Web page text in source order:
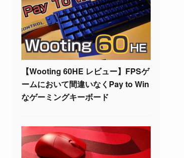
【Wooting 60HE レビュー】FPSゲ
ームにおいて間違いなくPay to Win
なゲーミングキーボード